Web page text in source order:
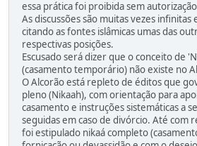
essa prática foi proibida sem
As discussões são muitas vezes infinitas
citando as fontes islâmicas umas das
respectivas posições.
Escusado será dizer que o conceito de
(casamento temporário) não existe no
O Alcorão está repleto de éditos que
pleno (Nikaah), com orientação para
casamento e instruções sistemáticas a
seguidas em caso de divórcio. Até com
foi estipulado nikaá completo